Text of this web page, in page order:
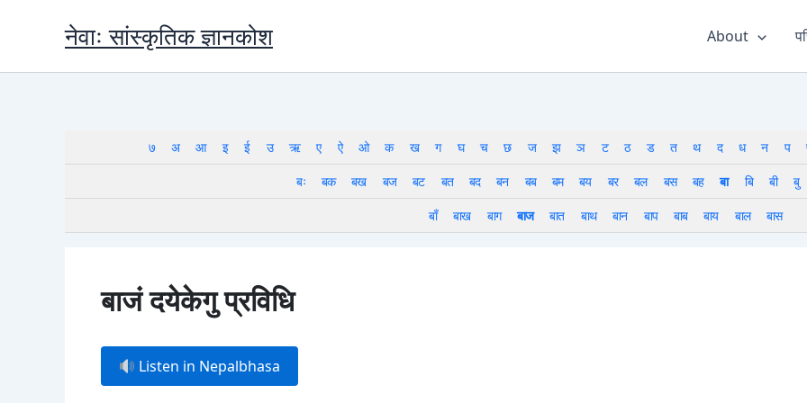
नेवाः सांस्कृतिक ज्ञानकोश About
७ अ आ इ ई उ ऋ ए ऐ ओ क ख ग घ च छ ज झ ञ ट ठ ड त थ द ध न प
बः
बक बख बज बट बत बद बन बब बम बय बर बल बस बह बा बि बी बु
बाँ
बाख बाग बाज बात बाथ बान बाप बाब बाय बाल बास
बाजं दयेकेगु प्रविधि
Listen in Nepalbhasa